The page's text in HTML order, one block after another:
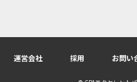
運営会社 採用 お問い